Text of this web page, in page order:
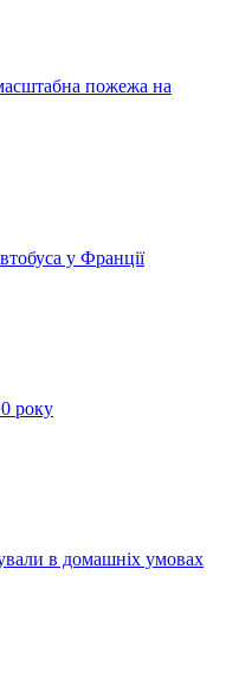
пожежа на
у Франції
року
в домашніх умовах